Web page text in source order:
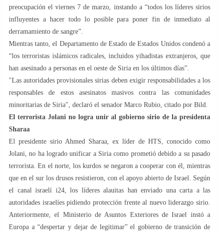
preocupación el viernes 7 de marzo, instando a “todos los líderes sirios
influyentes a hacer todo lo posible para poner fin de inmediato al
derramamiento de sangre”.
Mientras tanto, el Departamento de Estado de Estados Unidos condenó a
“los terroristas islámicos radicales, incluidos yihadistas extranjeros, que
han asesinado a personas en el oeste de Siria en los últimos días”.
"Las autoridades provisionales sirias deben exigir responsabilidades a los
responsables de estos asesinatos masivos contra las comunidades
minoritarias de Siria", declaró el senador Marco Rubio, citado por Bild.
El terrorista Jolani no logra unir al gobierno sirio de la presidenta
Sharaa
El presidente sirio Ahmed Sharaa, ex líder de HTS, conocido como
Jolani, no ha logrado unificar a Siria como prometió debido a su pasado
terrorista. En el norte, los kurdos se negaron a cooperar con él, mientras
que en el sur los drusos resistieron, con el apoyo abierto de Israel. Según
el canal israelí i24, los líderes alauitas han enviado una carta a las
autoridades israelíes pidiendo protección frente al nuevo liderazgo sirio.
Anteriormente, el Ministerio de Asuntos Exteriores de Israel instó a
Europa a “despertar y dejar de legitimar” el gobierno de transición de